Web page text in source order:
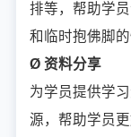
排等，帮助学
和临时抱佛脚的
Ø 资料分享
为学员提供学
源，帮助学员